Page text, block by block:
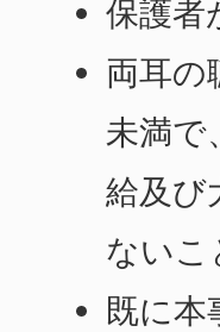
保護者
両耳の
未満で
給及び
ないこ
既に本